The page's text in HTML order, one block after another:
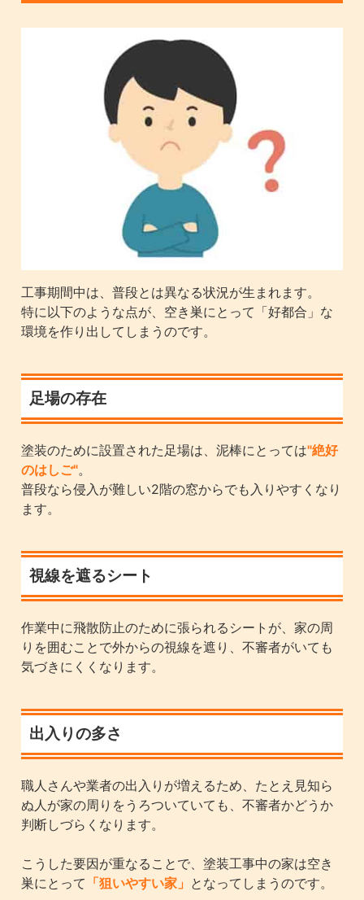
工事期間中は、普段とは異なる状況が生まれます。
特に以下のような点が、空き巣にとって「好都合」な
環境を作り出してしまうのです。
足場の存在
塗装のために設置された足場は、泥棒にとっては"絶好
のはしご"。
普段なら侵入が難しい2階の窓からでも入りやすくなり
ます。
視線を遮るシート
作業中に飛散防止のために張られるシートが、家の周
りを囲むことで外からの視線を遮り、不審者がいても
気づきにくくなります。
出入りの多さ
職人さんや業者の出入りが増えるため、たとえ見知ら
ぬ人が家の周りをうろついていても、不審者かどうか
判断しづらくなります。
こうした要因が重なることで、塗装工事中の家は空き
巣にとって 「狙いやすい家」 となってしまうのです。